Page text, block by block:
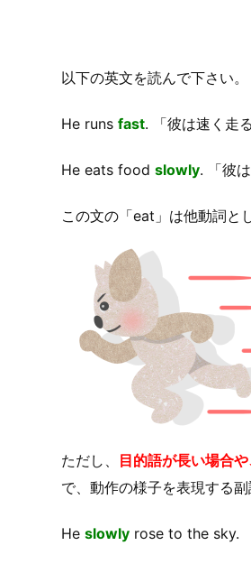
以下の英文を読んで下さい。
He runs fast. 「彼は速く走る
He eats food slowly. 「彼
この文の「eat」は他動詞と
ただし、 目的語が長い場合
で、動作の様子を表現する
He slowly rose to the sky.